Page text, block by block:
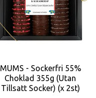
MUMS - Sockerfri 55%
Choklad 355g (Utan
Tillsatt Socker) (x 2st)